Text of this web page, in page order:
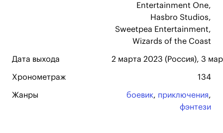
Entertainment One,
Hasbro Studios,
Sweetpea Entertainment,
Wizards of the Coast
Дата выхода 2 марта 2023 (Россия), 3
Хронометраж 134
Жанры боевик, приключения,
фэнтези